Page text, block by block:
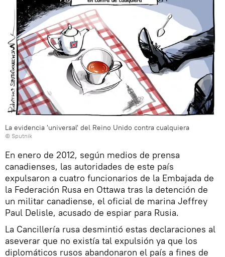
La evidencia 'universal' del Reino Unido contra cualquiera
© Sputnik
En enero de 2012, según medios de prensa
canadienses, las autoridades de este país
expulsaron a cuatro funcionarios de la Embajada de
la Federación Rusa en Ottawa tras la detención de
un militar canadiense, el oficial de marina Jeffrey
Paul Delisle, acusado de espiar para Rusia.
La Cancillería rusa desmintió estas declaraciones al
aseverar que no existía tal expulsión ya que los
diplomáticos rusos abandonaron el país a fines de